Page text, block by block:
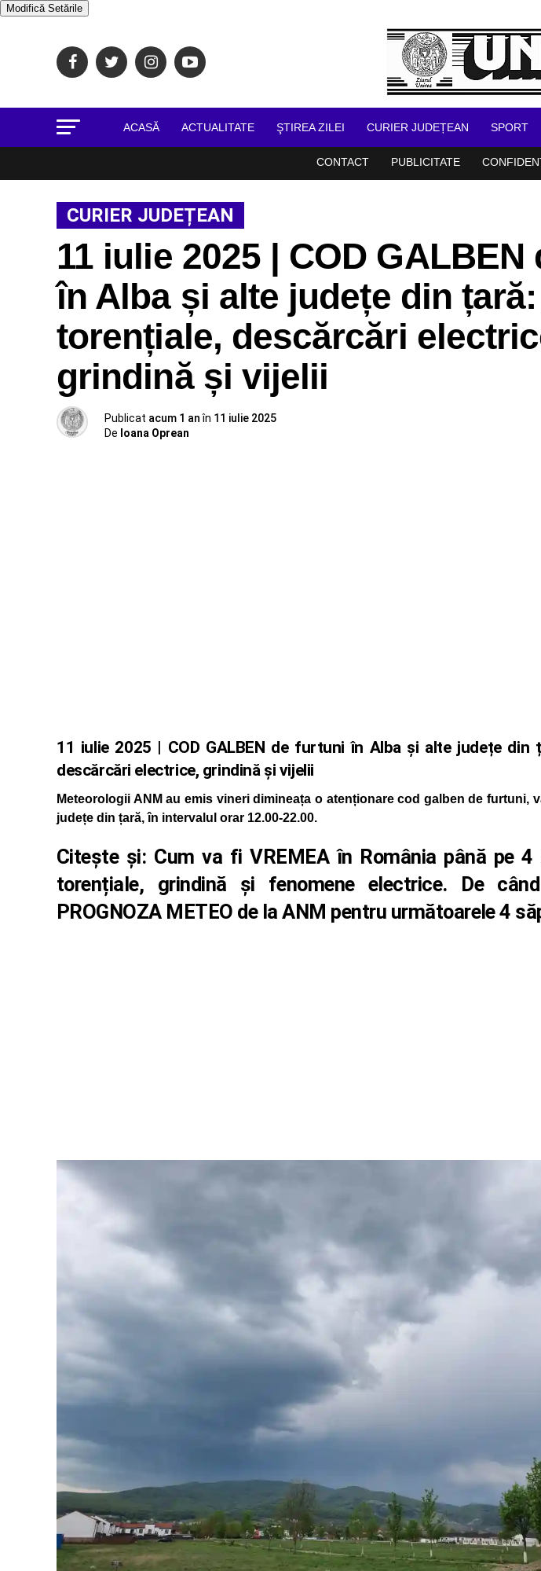
Modifică Setările
ACASĂ ACTUALITATE ŞTIREA ZILEI CURIER JUDEȚEAN SPORT
CONTACT PUBLICITATE
CURIER JUDEȚEAN
11 iulie 2025 | COD
în Alba și alte județe din
torențiale, descărcări
grindină și vijelii
Publicat acum 1 an în 11 iulie 2025
De Ioana Oprean
11 iulie 2025 | COD GALBEN de furtuni în Alba și alte județe din
descărcări electrice, grindină și vijelii
Meteorologii ANM au emis vineri dimineața o atenționare cod galben de furtuni,
județe din țară, în intervalul orar 12.00-22.00.
Citește și: Cum va fi VREMEA în România până pe
torențiale, grindină și fenomene electrice. De
PROGNOZA METEO de la ANM pentru următoarele 4